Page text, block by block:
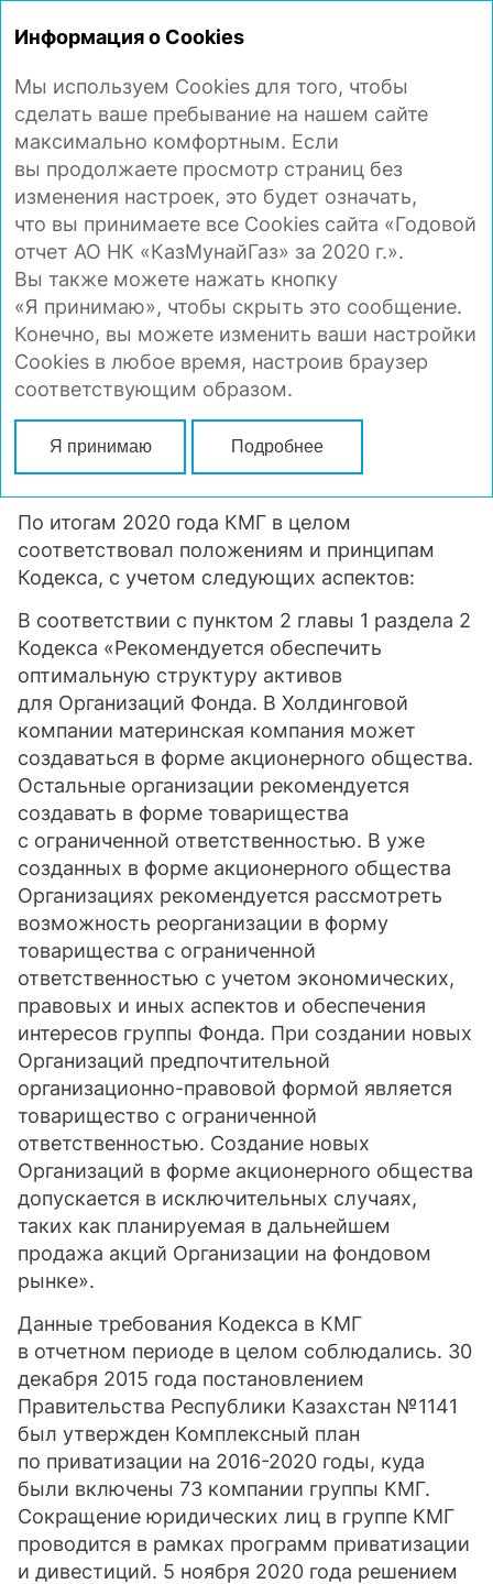
ОТЧЕТ 2020
ОТЧЕТ О СОБЛЮДЕНИИ ККУ
ЗА 2020 ГОД
Отчет о соблюдении / несоблюдении
принципов и положений Кодекса
корпоративного управления (далее - Кодекс)
АО НК «КазМунайГаз» (далее - КМГ),
утвержденного решением Единственного
акционера КМГ от 27 мая 2015 года (протокол
№22/15), подготовлен во исполнение пункта 6
Кодекса и содержит информацию
о соблюдении / несоблюдении КМГ
принципов и положений Кодекса
По итогам 2020 года КМГ в целом
соответствовал положениям и принципам
Кодекса, с учетом следующих аспектов:
В соответствии с пунктом 2 главы 1 раздела 2
Кодекса «Рекомендуется обеспечить
оптимальную структуру активов
для Организаций Фонда. В Холдинговой
компании материнская компания может
создаваться в форме акционерного общества.
Остальные организации рекомендуется
создавать в форме товарищества
с ограниченной ответственностью. В уже
созданных в форме акционерного общества
Организациях рекомендуется рассмотреть
возможность реорганизации в форму
товарищества с ограниченной
ответственностью с учетом экономических,
правовых и иных аспектов и обеспечения
интересов группы Фонда. При создании новых
Организаций предпочтительной
организационно-правовой формой является
товарищество с ограниченной
ответственностью. Создание новых
Организаций в форме акционерного общества
допускается в исключительных случаях,
таких как планируемая в дальнейшем
продажа акций Организации на фондовом
рынке».
Данные требования Кодекса в КМГ
в отчетном периоде в целом соблюдались. 30
декабря 2015 года постановлением
Правительства Республики Казахстан №1141
был утвержден Комплексный план
по приватизации на 2016-2020 годы, куда
были включены 73 компании группы КМГ.
Сокращение юридических лиц в группе КМГ
проводится в рамках программ приватизации
и дивестиций. 5 ноября 2020 года решением
Информация о Cookies
Мы используем Cookies для того, чтобы
сделать ваше пребывание на нашем сайте
максимально комфортным. Если
вы продолжаете просмотр страниц без
изменения настроек, это будет означать,
что вы принимаете все Cookies сайта «Годовой
отчет АО НК «КазМунайГаз» за 2020 г.».
Вы также можете нажать кнопку
«Я принимаю», чтобы скрыть это сообщение.
Конечно, вы можете изменить ваши настройки
Cookies в любое время, настроив браузер
соответствующим образом.
Я принимаю Подробнее